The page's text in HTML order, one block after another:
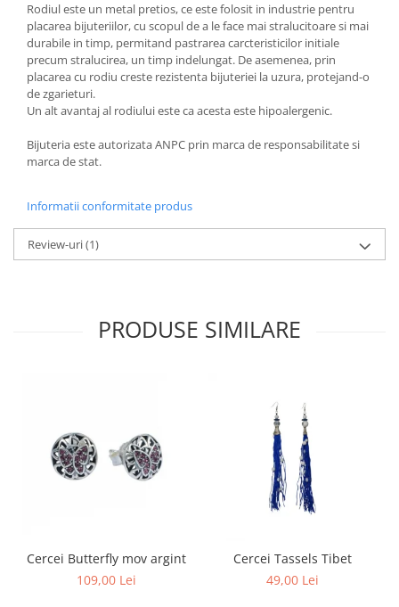
Rodiul este un metal pretios, ce este folosit in industrie pentru
placarea bijuteriilor, cu scopul de a le face mai stralucitoare si mai
durabile in timp, permitand pastrarea carcteristicilor initiale
precum stralucirea, un timp indelungat. De asemenea, prin
placarea cu rodiu creste rezistenta bijuteriei la uzura, protejand-o
de zgarieturi.
Un alt avantaj al rodiului este ca acesta este hipoalergenic.
Bijuteria este autorizata ANPC prin marca de responsabilitate si
marca de stat.
Informatii conformitate produs
Review-uri(1)
PRODUSE SIMILARE
Cercei Butterfly mov argint
109,00 Lei
Cercei Tassels Tibet
49,00 Lei